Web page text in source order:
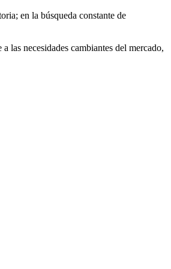
en la búsqueda constante de
las necesidades cambiantes del mercado,